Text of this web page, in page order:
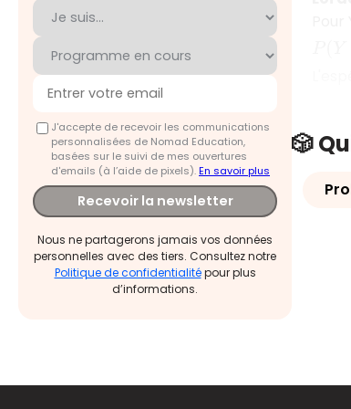
J'accepte de recevoir les communications
personnalisées de Nomad Education,
basées sur le suivi de mes ouvertures
d'emails (à l’aide de pixels).En savoir plus
Recevoir la newsletter
Nous ne partagerons jamais vos données
personnelles avec des tiers. Consultez notre
Politique de confidentialitépour plus
d’informations.
🎲